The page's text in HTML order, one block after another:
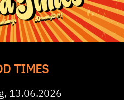
TIMES
13.06.2026